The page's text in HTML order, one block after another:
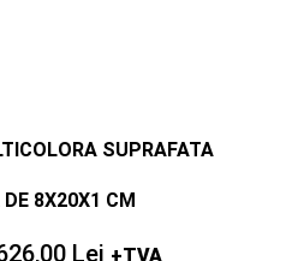
SUPRAFATA
8X20X1 CM
Lei +TVA